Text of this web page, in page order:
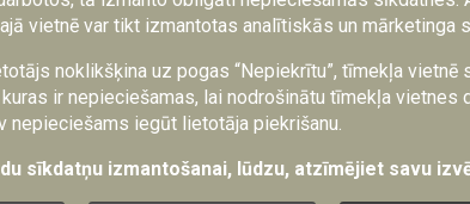
Agresorvalsts Krievija, kas vienlaikus ir arī
Ukrainā ir skaidri pierādījusi, ka sistemātiska
infrastruktūras postīšana, ir tās neatņemama
tostarp Krievijas centieni īstenot dažāda veida
domāt par Rietumu kritiskās infrastruktūras noturību.
vietnē var tikt izmantotas analītiskās un mārketinga
noklikšķina uz pogas “Nepiekrītu”, tīmekļa vietnē
ir nepieciešamas, lai nodrošinātu tīmekļa vietnes
nepieciešams iegūt lietotāja piekrišanu.
sīkdatņu izmantošanai, lūdzu, atzīmējiet savu